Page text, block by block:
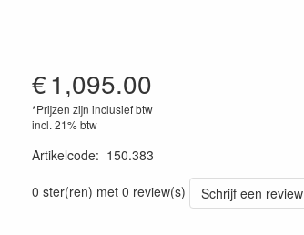
€1,095.00
*Prijzen zijn inclusief btw
incl. 21% btw
Artikelcode: 150.383
0 ster(ren) met 0 review(s)
Schrijf een review